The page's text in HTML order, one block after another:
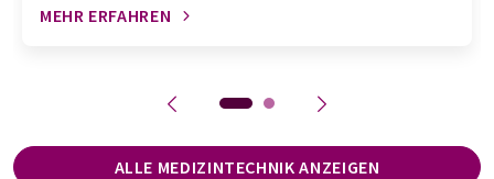
MEHR ERFAHREN
ALLE MEDIZINTECHNIK ANZEIGEN